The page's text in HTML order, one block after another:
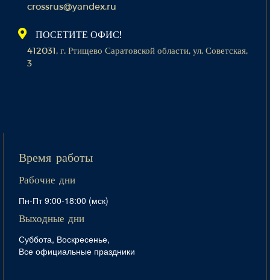
crossrus@yandex.ru
ПОСЕТИТЕ ОФИС!
412031, г. Ртищево Саратовской области, ул. Советская,
3
Время работы
Рабочие дни
Пн-Пт 9:00-18:00 (мск)
Выходные дни
Суббота, Воскресенье,
Все официальные праздники